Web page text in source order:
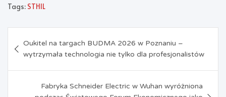
Tags: STHIL
wpisu
Oukitel na targach BUDMA 2026 w Poznaniu –
wytrzymała technologia nie tylko dla profesjonalistów
Fabryka Schneider Electric w Wuhan wyróżniona